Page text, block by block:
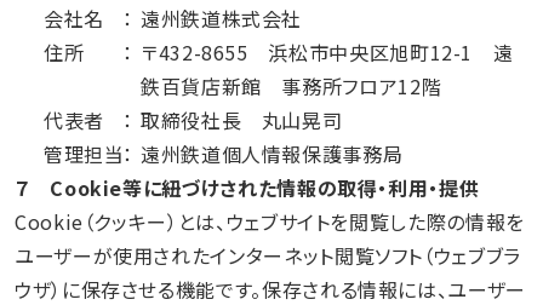
会社名
遠州鉄道株式会社
住所
〒432-8655 浜松市中央区旭町12-1 遠
鉄百貨店新館 事務所フロア12階
代表者
取締役社長 丸山晃司
管理担当
遠州鉄道個人情報保護事務局
７ Cookie等に紐づけされた情報の取得・利用・提供
Cookie（クッキー）とは、ウェブサイトを閲覧した際の情報を
ユーザーが使用されたインターネット閲覧ソフト（ウェブブラ
ウザ）に保存させる機能です。保存される情報には、ユーザー